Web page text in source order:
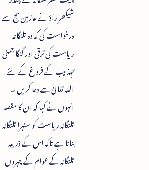
شیکھر راؤ نے عازمین حج سے
درخواست کی کہ وہ تلنگانہ
ریاست کی ترقی اور گنگا جمنی
تہذیب کے فروغ کے لئے
اللہ تعالیٰ سے دعا کریں ۔
انہوں نے کہا کہ ان کا مقصد
تلنگانہ ریاست کو سنہرا تلنگانہ
بنانا ہے تاکہ اس کے ذریعہ
تلنگانہ کے عوام کے چہروں